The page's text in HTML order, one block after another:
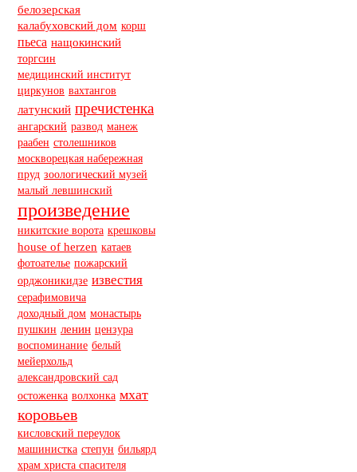
белозерская
калабуховский дом корш
пьеса нащокинский
торгсин
медицинский институт
циркунов вахтангов
латунский пречистенка
ангарский развод манеж
раабен столешников
москворецкая набережная
пруд зоологический музей
малый левшинский
произведение
никитские ворота крешковы
house of herzen катаев
фотоателье пожарский
орджоникидзе известия
серафимовича
доходный дом монастырь
пушкин ленин цензура
воспоминание белый
мейерхольд
александровский сад
остоженка волхонка мхат
коровьев
кисловский переулок
машинистка степун бильярд
храм христа спасителя